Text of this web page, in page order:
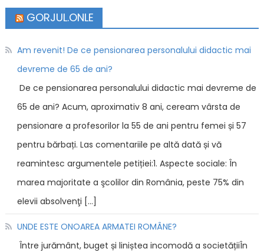
GORJUL.ONLE
Am revenit! De ce pensionarea personalului didactic mai
devreme de 65 de ani?
De ce pensionarea personalului didactic mai devreme de
65 de ani? Acum, aproximativ 8 ani, ceream vârsta de
pensionare a profesorilor la 55 de ani pentru femei și 57
pentru bărbați. Las comentariile pe altă dată și vă
reamintesc argumentele petiției:1. Aspecte sociale: În
marea majoritate a şcolilor din România, peste 75% din
elevii absolvenţi […]
UNDE ESTE ONOAREA ARMATEI ROMÂNE?
Între jurământ, buget și liniștea incomodă a societățiiÎn